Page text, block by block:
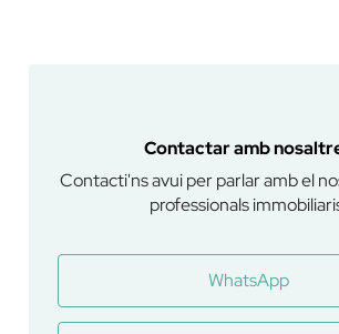
Contactar amb
Contacti'ns avui per parlar amb el
professionals
WhatsApp